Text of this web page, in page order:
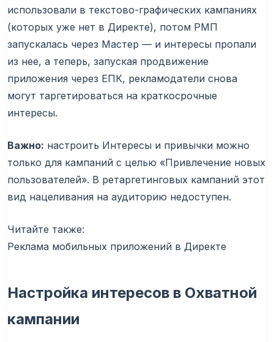
использовали в текстово-графических кампаниях
(которых уже нет в Директе), потом РМП
запускалась через Мастер — и интересы пропали
из нее, а теперь, запуская продвижение
приложения через ЕПК, рекламодатели снова
могут таргетироваться на краткосрочные
интересы.
Важно: настроить Интересы и привычки можно
только для кампаний с целью «Привлечение новых
пользователей». В ретаргетинговых кампаний этот
вид нацеливания на аудиторию недоступен.
Читайте также:
Реклама мобильных приложений в Директе
Настройка интересов в Охватной
кампании